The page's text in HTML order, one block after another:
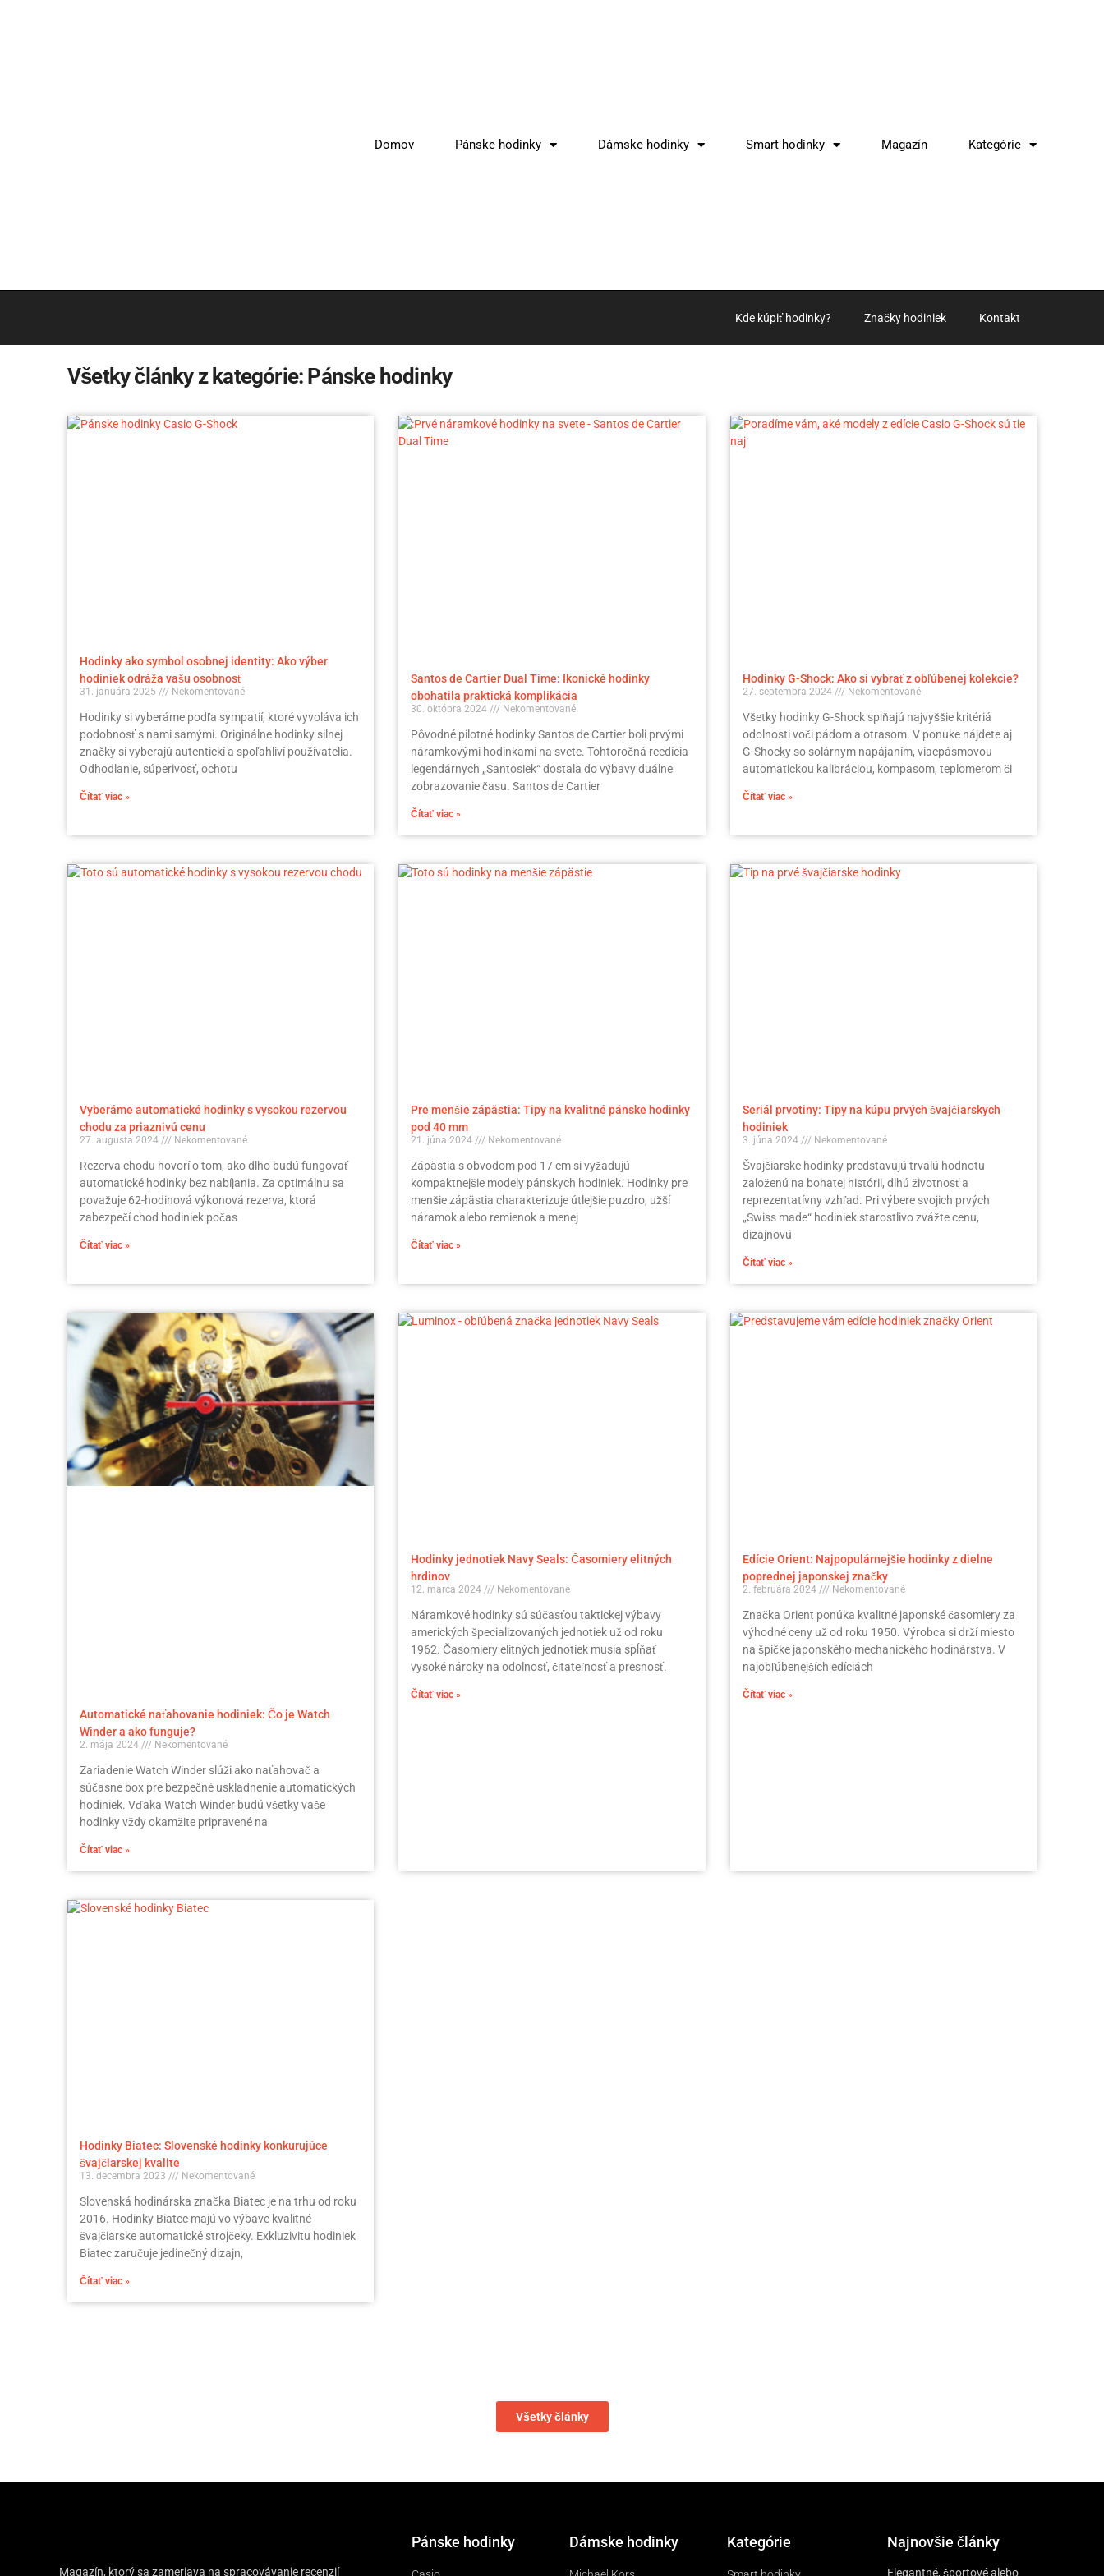
Domov Pánske hodinky Dámske hodinky Smart hodinky Magazín Kategórie
Kde kúpiť hodinky? Značky hodiniek Kontakt
Všetky články z kategórie: Pánske hodinky
Hodinky ako symbol osobnej identity: Ako výber
hodiniek odráža vašu osobnosť
31. januára 2025 Nekomentované
Hodinky si vyberáme podľa sympatií, ktoré vyvoláva ich
podobnosť s nami samými. Originálne hodinky silnej
značky si vyberajú autentickí a spoľahliví používatelia.
Odhodlanie, súperivosť, ochotu
Čítať viac »
Santos de Cartier Dual Time: Ikonické hodinky
obohatila praktická komplikácia
30. októbra 2024 Nekomentované
Pôvodné pilotné hodinky Santos de Cartier boli prvými
náramkovými hodinkami na svete. Tohtoročná reedícia
legendárnych „Santosiek“ dostala do výbavy duálne
zobrazovanie času. Santos de Cartier
Čítať viac »
Hodinky G-Shock: Ako si vybrať z obľúbenej kolekcie?
27. septembra 2024 Nekomentované
Všetky hodinky G-Shock spĺňajú najvyššie kritériá
odolnosti voči pádom a otrasom. V ponuke nájdete aj
G-Shocky so solárnym napájaním, viacpásmovou
automatickou kalibráciou, kompasom, teplomerom či
Čítať viac »
Vyberáme automatické hodinky s vysokou rezervou
chodu za priaznivú cenu
27. augusta 2024 Nekomentované
Rezerva chodu hovorí o tom, ako dlho budú fungovať
automatické hodinky bez nabíjania. Za optimálnu sa
považuje 62-hodinová výkonová rezerva, ktorá
zabezpečí chod hodiniek počas
Čítať viac »
Pre menšie zápästia: Tipy na kvalitné pánske hodinky
pod 40 mm
21. júna 2024 Nekomentované
Zápästia s obvodom pod 17 cm si vyžadujú
kompaktnejšie modely pánskych hodiniek. Hodinky pre
menšie zápästia charakterizuje útlejšie puzdro, užší
náramok alebo remienok a menej
Čítať viac »
Seriál prvotiny: Tipy na kúpu prvých švajčiarskych
hodiniek
3. júna 2024 Nekomentované
Švajčiarske hodinky predstavujú trvalú hodnotu
založenú na bohatej histórii, dlhú životnosť a
reprezentatívny vzhľad. Pri výbere svojich prvých
„Swiss made“ hodiniek starostlivo zvážte cenu,
dizajnovú
Čítať viac »
Automatické naťahovanie hodiniek: Čo je Watch
Winder a ako funguje?
2. mája 2024 Nekomentované
Zariadenie Watch Winder slúži ako naťahovač a
súčasne box pre bezpečné uskladnenie automatických
hodiniek. Vďaka Watch Winder budú všetky vaše
hodinky vždy okamžite pripravené na
Čítať viac »
Hodinky jednotiek Navy Seals: Časomiery elitných
hrdinov
12. marca 2024 Nekomentované
Náramkové hodinky sú súčasťou taktickej výbavy
amerických špecializovaných jednotiek už od roku
1962. Časomiery elitných jednotiek musia spĺňať
vysoké nároky na odolnosť, čitateľnosť a presnosť.
Čítať viac »
Edície Orient: Najpopulárnejšie hodinky z dielne
poprednej japonskej značky
2. februára 2024 Nekomentované
Značka Orient ponúka kvalitné japonské časomiery za
výhodné ceny už od roku 1950. Výrobca si drží miesto
na špičke japonského mechanického hodinárstva. V
najobľúbenejších edíciách
Čítať viac »
Hodinky Biatec: Slovenské hodinky konkurujúce
švajčiarskej kvalite
13. decembra 2023 Nekomentované
Slovenská hodinárska značka Biatec je na trhu od roku
2016. Hodinky Biatec majú vo výbave kvalitné
švajčiarske automatické strojčeky. Exkluzivitu hodiniek
Biatec zaručuje jedinečný dizajn,
Čítať viac »
Všetky články
Magazín, ktorý sa zameriava na spracovávanie recenzií
Pánske hodinky Dámske hodinky Kategórie Najnovšie články
Elegantné, športové alebo